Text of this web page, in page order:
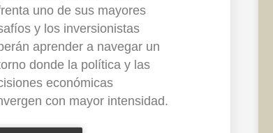
uno de sus mayores
y los inversionistas
aprender a navegar un
donde la política y las
económicas
con mayor intensidad.